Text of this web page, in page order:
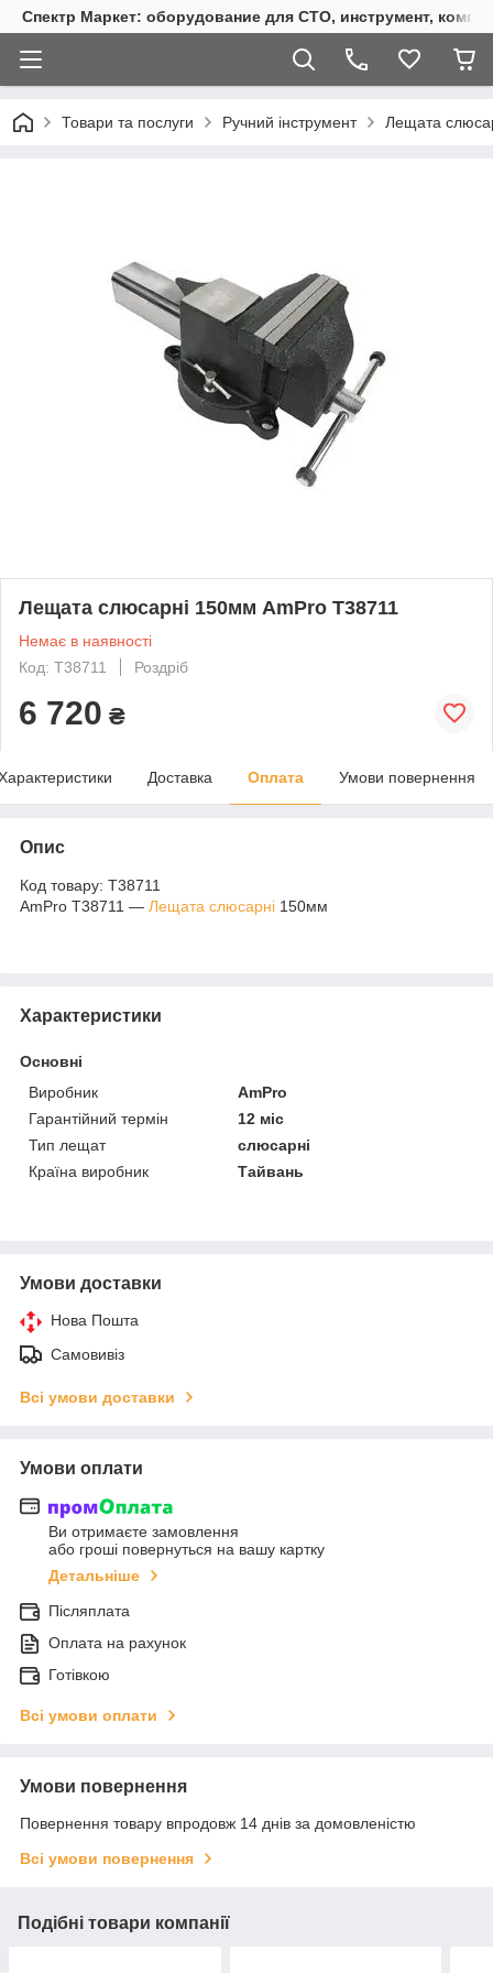
Спектр Маркет: оборудование для СТО, инструмент,
Товари та послуги Ручний інструмент Лещата
Лещата слюсарні 150мм AmPro T38711
Немає в наявності
Код: T38711
Роздріб
6 720 ₴
Доставка Оплата Умови повернення
Опис
Код товару: T38711
AmPro T38711 ― Лещата слюсарні 150мм
Характеристики
Основні
Виробник
AmPro
Гарантійний термін
12 міс
Тип лещат
слюсарні
Країна виробник
Тайвань
Умови доставки
Нова Пошта
Самовивіз
Всі умови доставки
Умови оплати
Ви отримаєте замовлення
або гроші повернуться на вашу картку
Детальніше
Післяплата
Оплата на рахунок
Готівкою
Всі умови оплати
Умови повернення
Повернення товару впродовж 14 днів за домовленістю
Всі умови повернення
Подібні товари компанії